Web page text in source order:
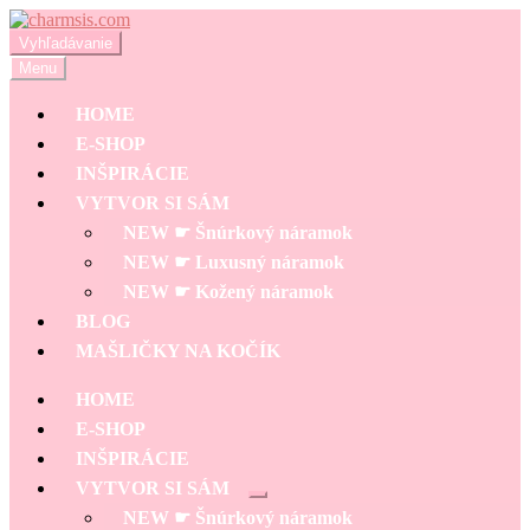
Preskočiť
na
navigáciu
Preskočiť
na
obsah
Hľadať:
Vyhľadávanie
Menu
HOME
E-SHOP
INŠPIRÁCIE
VYTVOR SI SÁM
NEW ☛ Šnúrkový náramok
NEW ☛ Luxusný náramok
NEW ☛ Kožený náramok
BLOG
MAŠLIČKY NA KOČÍK
HOME
E-SHOP
INŠPIRÁCIE
VYTVOR SI SÁM
Rozbaliť
podradené
NEW ☛ Šnúrkový náramok